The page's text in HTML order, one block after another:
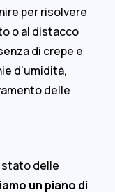
per risolvere
o al distacco
di crepe e
d’umidità,
delle
delle
un piano di